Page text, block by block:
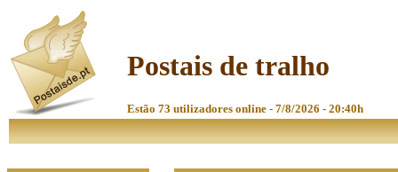
Postais de tralho
Estão 73 utilizadores online - 7/8/2026 - 20:40h